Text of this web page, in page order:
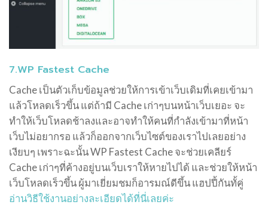
7.WP Fastest Cache
Cache เป็นตัวเก็บข้อมูลช่วยให้การเข้าเว็บเดิมที่เคยเข้ามา
แล้วโหลดเร็วขึ้น แต่ถ้ามี Cache เก่าๆบนหน้าเว็บเยอะ จะ
ทำให้เว็บโหลดช้าลงและอาจทำให้คนที่กำลังเข้ามาที่หน้า
เว็บไม่อยากรอ แล้วก็ออกจากเว็บไซต์ของเราไปเลยอย่าง
เงียบๆ เพราะฉะนั้น WP Fastest Cache จะช่วยเคลียร์
Cache เก่าๆที่ค้างอยู่บนเว็บเราให้หายไปได้ และช่วยให้หน้า
เว็บโหลดเร็วขึ้น ผู้มาเยี่ยมชมก็อารมณ์ดีขึ้น แฮปปี้กันทั้คู่
อ่านวิธีใช้งานอย่างละเอียดได้ที่นี่เลยค่ะ